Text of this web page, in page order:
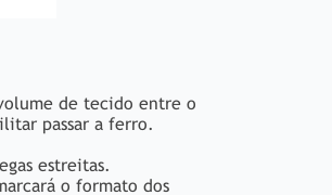
de tecido entre o
passar a ferro.
estreitas.
o formato dos